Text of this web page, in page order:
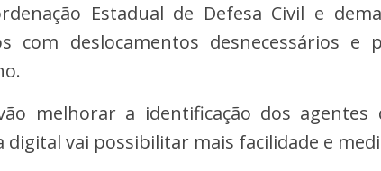
Estadual de Defesa Civil e
com deslocamentos desnecessários e
melhorar a identificação dos agentes
vai possibilitar mais facilidade e